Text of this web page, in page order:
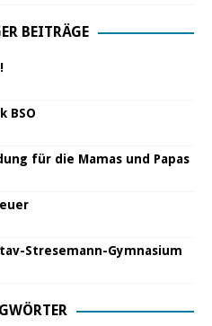
BEITRÄGE
BSO
für die Mamas und Papas
Stresemann-Gymnasium